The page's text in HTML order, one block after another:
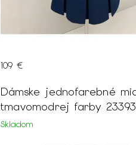
Dámske jednofarebné midi šaty
tmavomodrej farby 23393
Skladom
109 €